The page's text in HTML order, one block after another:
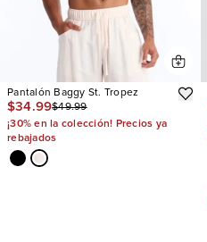
Pantalón Baggy St. Tropez
$34.99$49.99
¡30% en la colección! Precios ya
rebajados